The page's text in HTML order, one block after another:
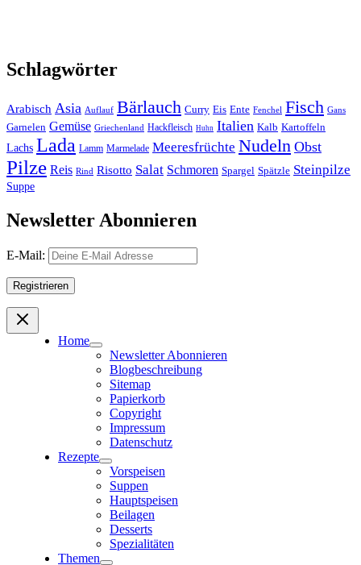
Schlagwörter
Arabisch Asia Auflauf Bärlauch Curry Eis Ente Fenchel Fisch Gans
Garnelen Gemüse Griechenland Hackfleisch Huhn Italien Kalb Kartoffeln
Lachs Lada Lamm Marmelade Meeresfrüchte Nudeln Obst
Pilze Reis Rind Risotto Salat Schmoren Spargel Spätzle Steinpilze
Suppe
Newsletter Abonnieren
E-Mail:
Home
Newsletter Abonnieren
Blogbeschreibung
Sitemap
Papierkorb
Copyright
Impressum
Datenschutz
Rezepte
Vorspeisen
Suppen
Hauptspeisen
Beilagen
Desserts
Spezialitäten
Themen